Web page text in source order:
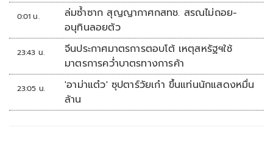
0:01 น.
ล่มซ้ำซาก สุญญากาศกสทช. สรณไม่ถอย-
อนุทินลอยตัว
23:43 น.
จีนประกาศมาตรการตอบโต้ เหตุสหรัฐฯใช้
มาตรการคว่ำบาตรทางการค้า
23:05 น.
'อาม่าแต๋ว' ซุปตาร์วัยเก๋า ขึ้นแท่นนักแสดงหมื่น
ล้าน